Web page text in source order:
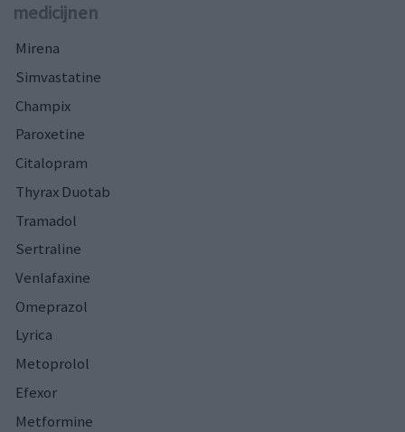
medicijnen
Mirena
Simvastatine
Champix
Paroxetine
Citalopram
Thyrax Duotab
Tramadol
Sertraline
Venlafaxine
Omeprazol
Lyrica
Metoprolol
Efexor
Metformine